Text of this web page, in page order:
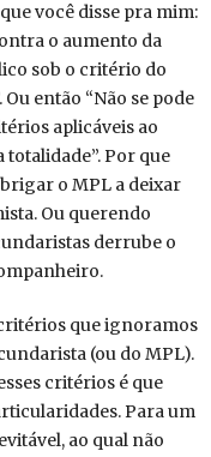
você disse pra mim:
o aumento da
sob o critério do
então “Não se pode
aplicáveis ao
Por que
o MPL a deixar
Ou querendo
derrube o
que ignoramos
(ou do MPL).
critérios é que
Para um
ao qual não